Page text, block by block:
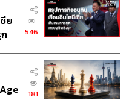
ย
546
181